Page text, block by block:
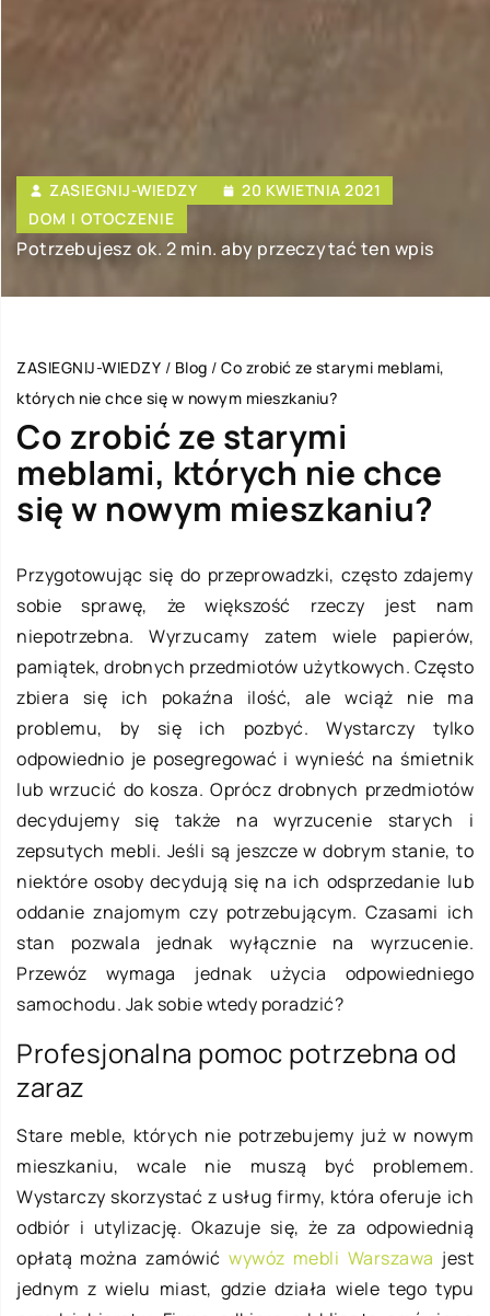
ZASIEGNIJ-WIEDZY
20 KWIETNIA 2021
DOM I OTOCZENIE
Potrzebujesz ok. 2 min. aby przeczytać ten wpis
ZASIEGNIJ-WIEDZY / Blog / Co zrobić ze starymi meblami,
których nie chce się w nowym mieszkaniu?
Co zrobić ze starymi
meblami, których nie chce
się w nowym mieszkaniu?
Przygotowując się do przeprowadzki, często zdajemy
sobie sprawę, że większość rzeczy jest nam
niepotrzebna. Wyrzucamy zatem wiele papierów,
pamiątek, drobnych przedmiotów użytkowych. Często
zbiera się ich pokaźna ilość, ale wciąż nie ma
problemu, by się ich pozbyć. Wystarczy tylko
odpowiednio je posegregować i wynieść na śmietnik
lub wrzucić do kosza. Oprócz drobnych przedmiotów
decydujemy się także na wyrzucenie starych i
zepsutych mebli. Jeśli są jeszcze w dobrym stanie, to
niektóre osoby decydują się na ich odsprzedanie lub
oddanie znajomym czy potrzebującym. Czasami ich
stan pozwala jednak wyłącznie na wyrzucenie.
Przewóz wymaga jednak użycia odpowiedniego
samochodu. Jak sobie wtedy poradzić?
Profesjonalna pomoc potrzebna od
zaraz
Stare meble, których nie potrzebujemy już w nowym
mieszkaniu, wcale nie muszą być problemem.
Wystarczy skorzystać z usług firmy, która oferuje ich
odbiór i utylizację. Okazuje się, że za odpowiednią
opłatą można zamówić wywóz mebli Warszawa jest
jednym z wielu miast, gdzie działa wiele tego typu